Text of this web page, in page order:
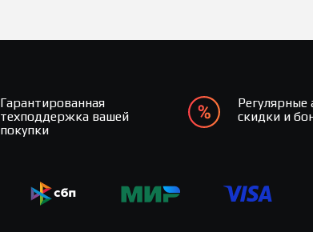
Гарантированная
техподдержка вашей
покупки
Регулярные
скидки и